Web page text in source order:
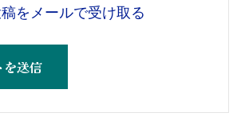
をメールで受け取る